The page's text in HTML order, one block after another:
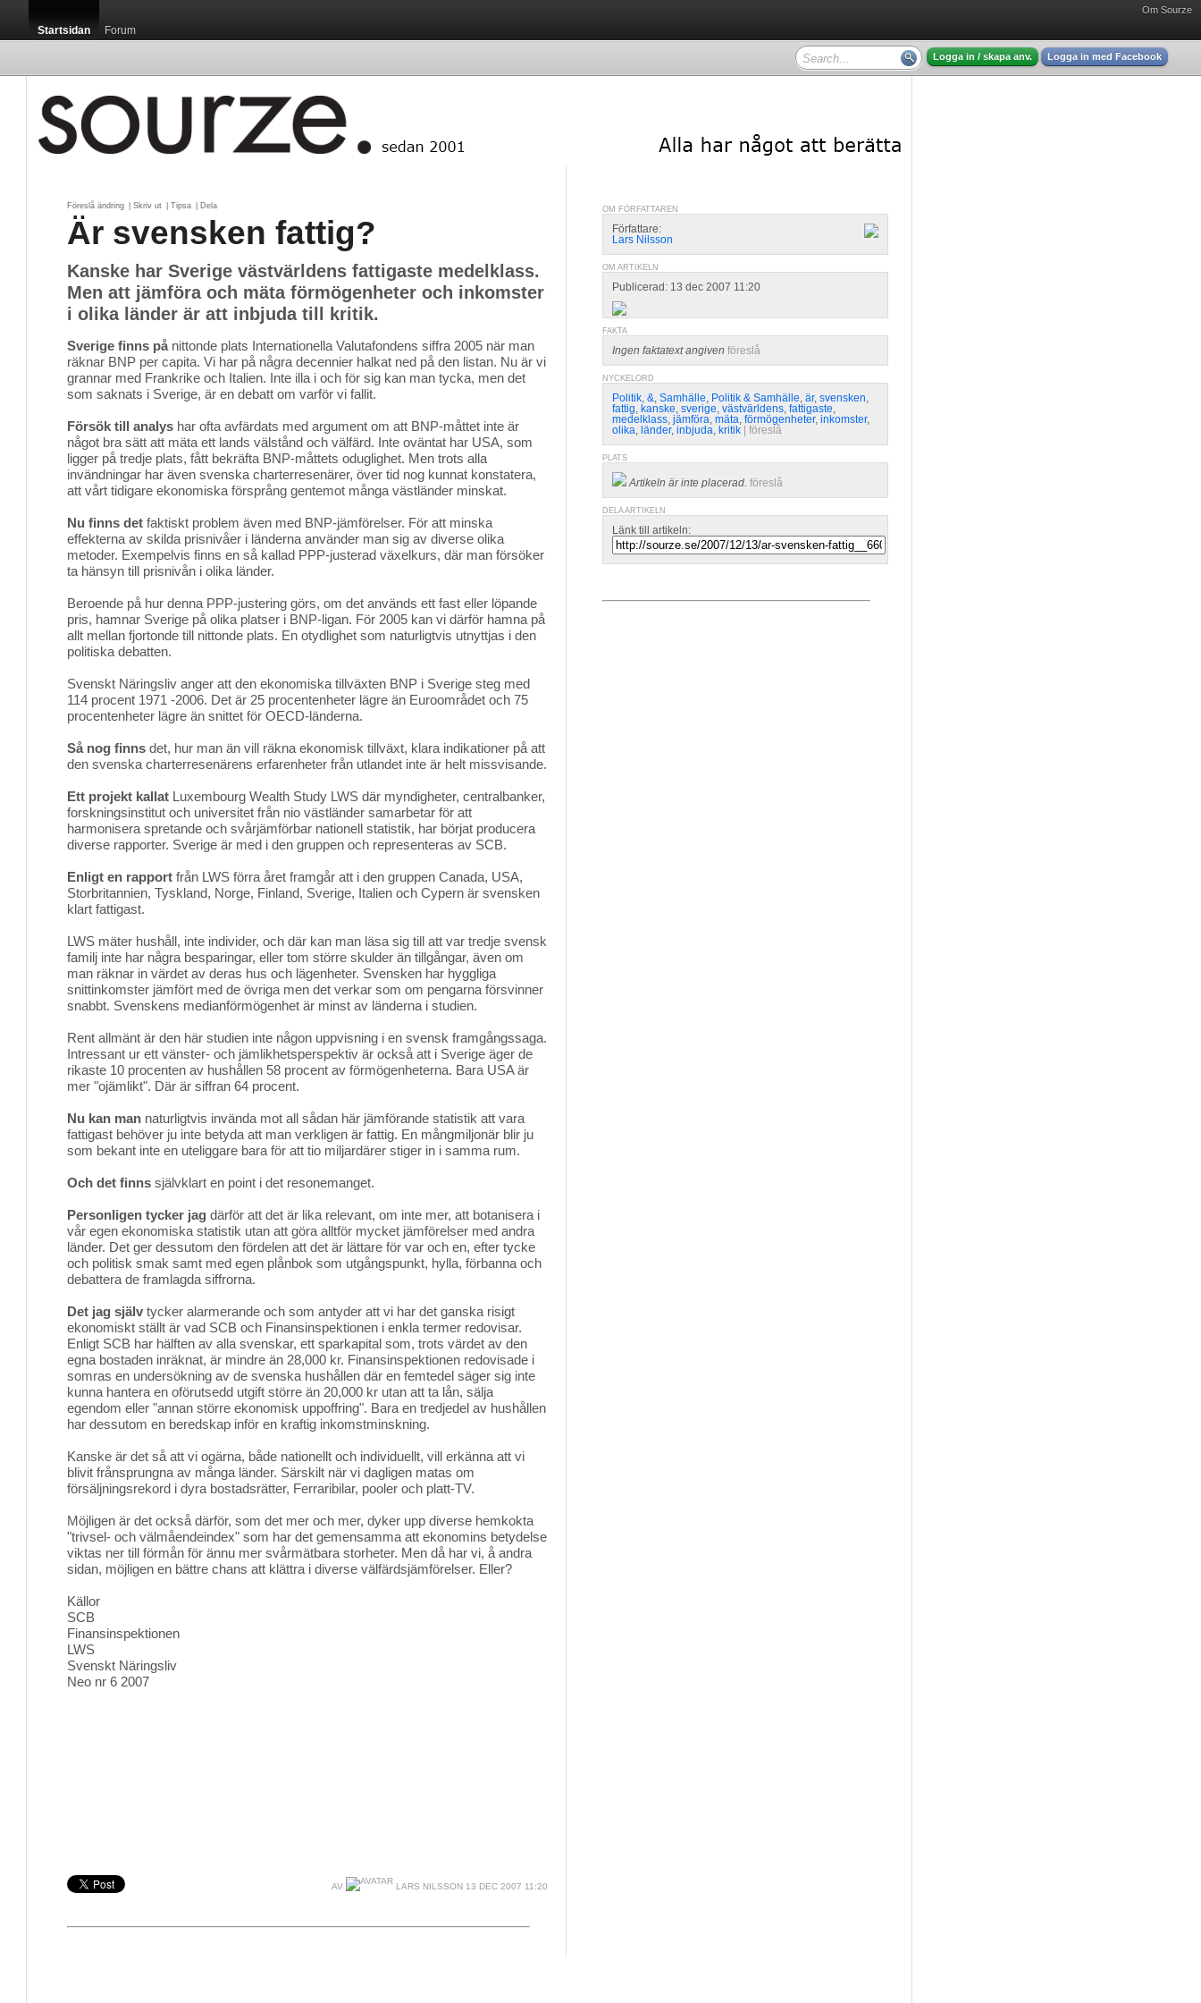
Om Sourze
Startsidan Forum
Logga in / skapa anv. Logga in med Facebook
Föreslå ändring Skriv ut Tipsa Dela
Är svensken fattig?
Kanske har Sverige västvärldens fattigaste medelklass.
Men att jämföra och mäta förmögenheter och inkomster
i olika länder är att inbjuda till kritik.
Sverige finns på nittonde plats Internationella Valutafondens siffra 2005 när man
räknar BNP per capita. Vi har på några decennier halkat ned på den listan. Nu är vi
grannar med Frankrike och Italien. Inte illa i och för sig kan man tycka, men det
som saknats i Sverige, är en debatt om varför vi fallit.
Försök till analys har ofta avfärdats med argument om att BNP-måttet inte är
något bra sätt att mäta ett lands välstånd och välfärd. Inte oväntat har USA, som
ligger på tredje plats, fått bekräfta BNP-måttets oduglighet. Men trots alla
invändningar har även svenska charterresenärer, över tid nog kunnat konstatera,
att vårt tidigare ekonomiska försprång gentemot många västländer minskat.
Nu finns det faktiskt problem även med BNP-jämförelser. För att minska
effekterna av skilda prisnivåer i länderna använder man sig av diverse olika
metoder. Exempelvis finns en så kallad PPP-justerad växelkurs, där man försöker
ta hänsyn till prisnivån i olika länder.
Beroende på hur denna PPP-justering görs, om det används ett fast eller löpande
pris, hamnar Sverige på olika platser i BNP-ligan. För 2005 kan vi därför hamna på
allt mellan fjortonde till nittonde plats. En otydlighet som naturligtvis utnyttjas i den
politiska debatten.
Svenskt Näringsliv anger att den ekonomiska tillväxten BNP i Sverige steg med
114 procent 1971 -2006. Det är 25 procentenheter lägre än Euroområdet och 75
procentenheter lägre än snittet för OECD-länderna.
Så nog finns det, hur man än vill räkna ekonomisk tillväxt, klara indikationer på att
den svenska charterresenärens erfarenheter från utlandet inte är helt missvisande.
Ett projekt kallat Luxembourg Wealth Study LWS där myndigheter, centralbanker,
forskningsinstitut och universitet från nio västländer samarbetar för att
harmonisera spretande och svårjämförbar nationell statistik, har börjat producera
diverse rapporter. Sverige är med i den gruppen och representeras av SCB.
Enligt en rapport från LWS förra året framgår att i den gruppen Canada, USA,
Storbritannien, Tyskland, Norge, Finland, Sverige, Italien och Cypern är svensken
klart fattigast.
LWS mäter hushåll, inte individer, och där kan man läsa sig till att var tredje svensk
familj inte har några besparingar, eller tom större skulder än tillgångar, även om
man räknar in värdet av deras hus och lägenheter. Svensken har hyggliga
snittinkomster jämfört med de övriga men det verkar som om pengarna försvinner
snabbt. Svenskens medianförmögenhet är minst av länderna i studien.
Rent allmänt är den här studien inte någon uppvisning i en svensk framgångssaga.
Intressant ur ett vänster- och jämlikhetsperspektiv är också att i Sverige äger de
rikaste 10 procenten av hushållen 58 procent av förmögenheterna. Bara USA är
mer "ojämlikt". Där är siffran 64 procent.
Nu kan man naturligtvis invända mot all sådan här jämförande statistik att vara
fattigast behöver ju inte betyda att man verkligen är fattig. En mångmiljonär blir ju
som bekant inte en uteliggare bara för att tio miljardärer stiger in i samma rum.
Och det finns självklart en point i det resonemanget.
Personligen tycker jag därför att det är lika relevant, om inte mer, att botanisera i
vår egen ekonomiska statistik utan att göra alltför mycket jämförelser med andra
länder. Det ger dessutom den fördelen att det är lättare för var och en, efter tycke
och politisk smak samt med egen plånbok som utgångspunkt, hylla, förbanna och
debattera de framlagda siffrorna.
Det jag själv tycker alarmerande och som antyder att vi har det ganska risigt
ekonomiskt ställt är vad SCB och Finansinspektionen i enkla termer redovisar.
Enligt SCB har hälften av alla svenskar, ett sparkapital som, trots värdet av den
egna bostaden inräknat, är mindre än 28,000 kr. Finansinspektionen redovisade i
somras en undersökning av de svenska hushållen där en femtedel säger sig inte
kunna hantera en oförutsedd utgift större än 20,000 kr utan att ta lån, sälja
egendom eller "annan större ekonomisk uppoffring". Bara en tredjedel av hushållen
har dessutom en beredskap inför en kraftig inkomstminskning.
Kanske är det så att vi ogärna, både nationellt och individuellt, vill erkänna att vi
blivit frånsprungna av många länder. Särskilt när vi dagligen matas om
försäljningsrekord i dyra bostadsrätter, Ferraribilar, pooler och platt-TV.
Möjligen är det också därför, som det mer och mer, dyker upp diverse hemkokta
"trivsel- och välmåendeindex" som har det gemensamma att ekonomins betydelse
viktas ner till förmån för ännu mer svårmätbara storheter. Men då har vi, å andra
sidan, möjligen en bättre chans att klättra i diverse välfärdsjämförelser. Eller?
Källor
SCB
Finansinspektionen
LWS
Svenskt Näringsliv
Neo nr 6 2007
AV LARS NILSSON 13 DEC 2007 11:20
OM FÖRFATTAREN
Författare:
Lars Nilsson
OM ARTIKELN
Publicerad: 13 dec 2007 11:20
FAKTA
Ingen faktatext angiven föreslå
NYCKELORD
Politik, &, Samhälle, Politik & Samhälle, är, svensken,
fattig, kanske, sverige, västvärldens, fattigaste,
medelklass, jämföra, mäta, förmögenheter, inkomster,
olika, länder, inbjuda, kritik föreslå
PLATS
Artikeln är inte placerad. föreslå
DELA ARTIKELN
Länk till artikeln: